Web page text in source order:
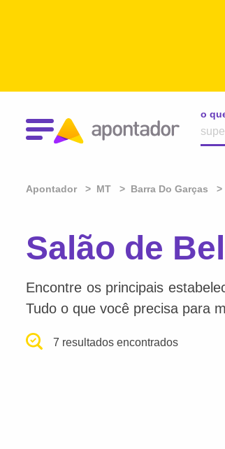
o
Apontador MT Barra Do Garças
Salão de
Encontre os principais
Tudo o que você precisa para
7 resultados encontrados